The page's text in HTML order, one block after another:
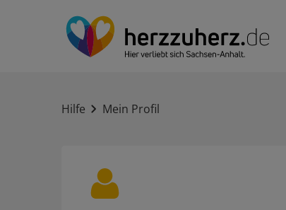
Hilfe Mein Profil